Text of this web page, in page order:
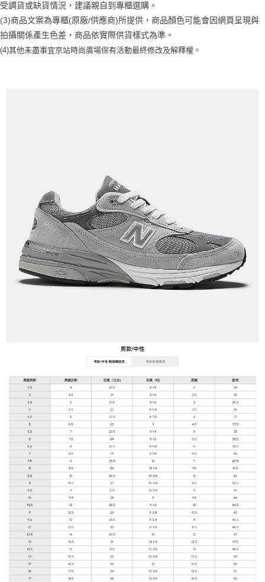
受調貨或缺貨情況，建議親自到專櫃選購。
(3)商品文案為專櫃(原廠/供應商)所提供，商品顏色可能會因網頁呈現與
拍攝關係產生色差，商品依實際供貨樣式為準。
(4)其他未盡事宜京站時尚廣場保有活動最終修改及解釋權。